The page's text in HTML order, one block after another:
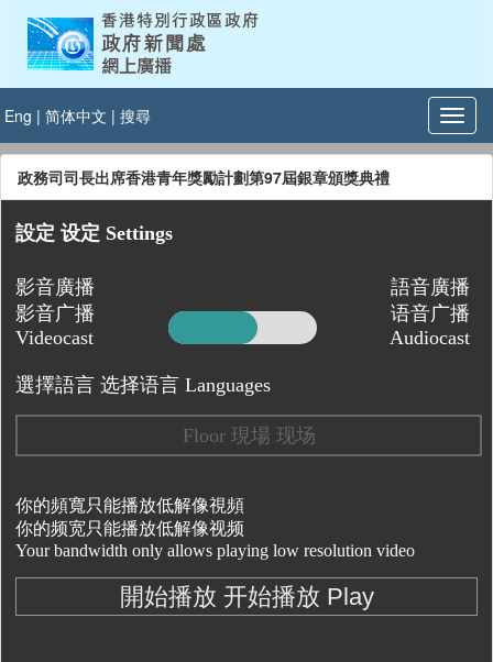
Eng | 简体中文 | 搜尋
政務司司長出席香港青年獎勵計劃第97屆銀章頒獎典禮